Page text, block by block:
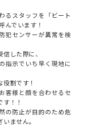
るスタッフを「ビート
んでいます！
犯センサーが異常を検
した際に、
指示でいち早く現地に
割です！
客様と顔を合わせるセ
！！
の防止が目的のため危
ません。